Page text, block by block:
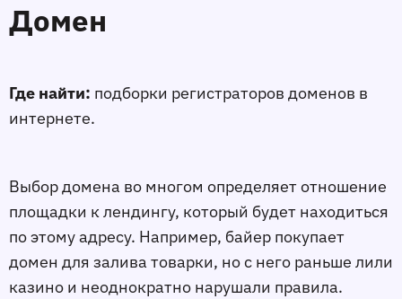
Домен
Где найти: подборки регистраторов доменов в
интернете.
Выбор домена во многом определяет отношение
площадки к лендингу, который будет находиться
по этому адресу. Например, байер покупает
домен для залива товарки, но с него раньше лили
казино и неоднократно нарушали правила.